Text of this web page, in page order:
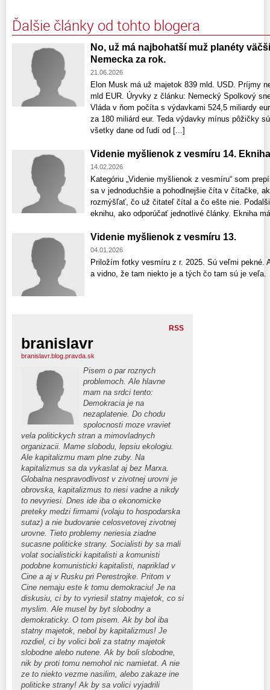
Ďalšie články od tohto blogera
No, už má najbohatší muž planéty
Nemecka za rok.
21.06.2026
Elon Musk má už majetok 839 mld. USD. Príjmy
mld EUR. Úryvky z článku: Nemecký Spolkový
Vláda v ňom počíta s výdavkami 524,5 miliardy
za 180 miliárd eur. Teda výdavky mínus pôžičky
všetky dane od ľudí od [...]
Videnie myšlienok z vesmíru 14.
14.02.2026
Kategóriu „Videnie myšlienok z vesmíru“ som
sa v jednoduchšie a pohodlnejšie číta v čítačke,
rozmýšľať, čo už čitateľ čítal a čo ešte nie.
eknihu, ako odporúčať jednotlivé články. Ekniha
Videnie myšlienok z vesmíru 13.
04.01.2026
Priložím fotky vesmíru z r. 2025. Sú veľmi pekné.
a vidno, že tam niekto je a tých čo tam sú je veľa.
RSS
branislavr
branislavr.blog.pravda.sk
Pisem o par roznych
problemoch. Ale hlavne
mam na srdci tento:
Demokracia je na
nezaplatenie. Do chodu
spolocnosti moze vraviet
vela politickych stran a mimovladnych
organizacii. Mame slobodu, lepsiu ekologiu.
Ale kapitalizmu mam plne zuby. Na
kapitalizmus sa da vykaslat aj bez Marxa.
Globalna nespravodlivost v zivotnej urovni je
obrovska, kapitalizmus to riesi vadne a nikdy
to nevyriesi. Dnes ide iba o ekonomicke
preteky medzi firmami (volaju to hospodarska
sutaz) a nie budovanie celosvetovej zivotnej
urovne. Tieto problemy neriesia ziadne
sucasne politicke strany. Socialisti by sa mali
volat socialisticki kapitalisti a komunisti
podobne komunisticki kapitalisti, napriklad v
Cine a aj v Rusku pri Perestrojke. Pritom v
Cine nemaju este k tomu demokraciu! Je na
diskusiu, ci by to vyriesil statny majetok, co si
myslim. Ale musel by byt slobodny a
demokraticky. O tom pisem. Ak by bol iba
statny majetok, nebol by kapitalizmus! Je
rozdiel, ci by volici boli za statny majetok
slobodne alebo nutene. Ak by boli slobodne,
nik by proti tomu nemohol nic namietat. A nie
ze to niekto vezme nasilim, alebo zakaze ine
politicke strany! Ak by sa volici vyjadrili